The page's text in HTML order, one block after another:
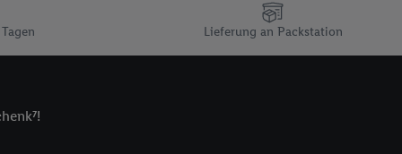
Lieferung an Packstation
Online-Kennung
verwenden
E-Mail-